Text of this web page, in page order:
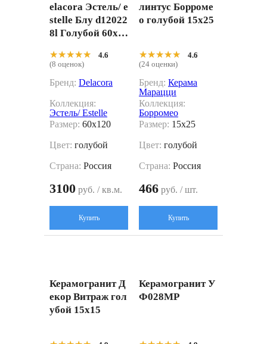
elacora Эстель/ e
stelle Блу d12022
8l Голубой 60x1
★★★★★
★★★★★
4.6
(8 оценок)
Бренд: Delacora
Коллекция:
Эстель/ Estelle
Размер: 60x120
Цвет: голубой
Страна: Россия
3100 руб. / кв.м.
Купить
линтус Борроме
о голубой 15x25
★★★★★
★★★★★
4.6
(24 оценки)
Бренд: Керама
Марацци
Коллекция:
Борромео
Размер: 15x25
Цвет: голубой
Страна: Россия
466 руб. / шт.
Купить
Керамогранит Д
екор Витраж гол
убой 15x15
Керамогранит У
Ф028МР